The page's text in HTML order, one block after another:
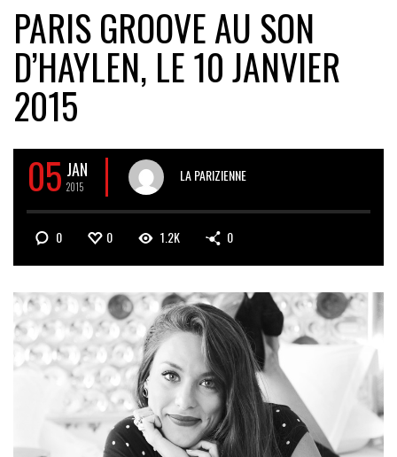
PARIS GROOVE AU SON
D’HAYLEN, LE 10 JANVIER
2015
05 JAN
2015
LA PARIZIENNE
0 0 1.2K 0